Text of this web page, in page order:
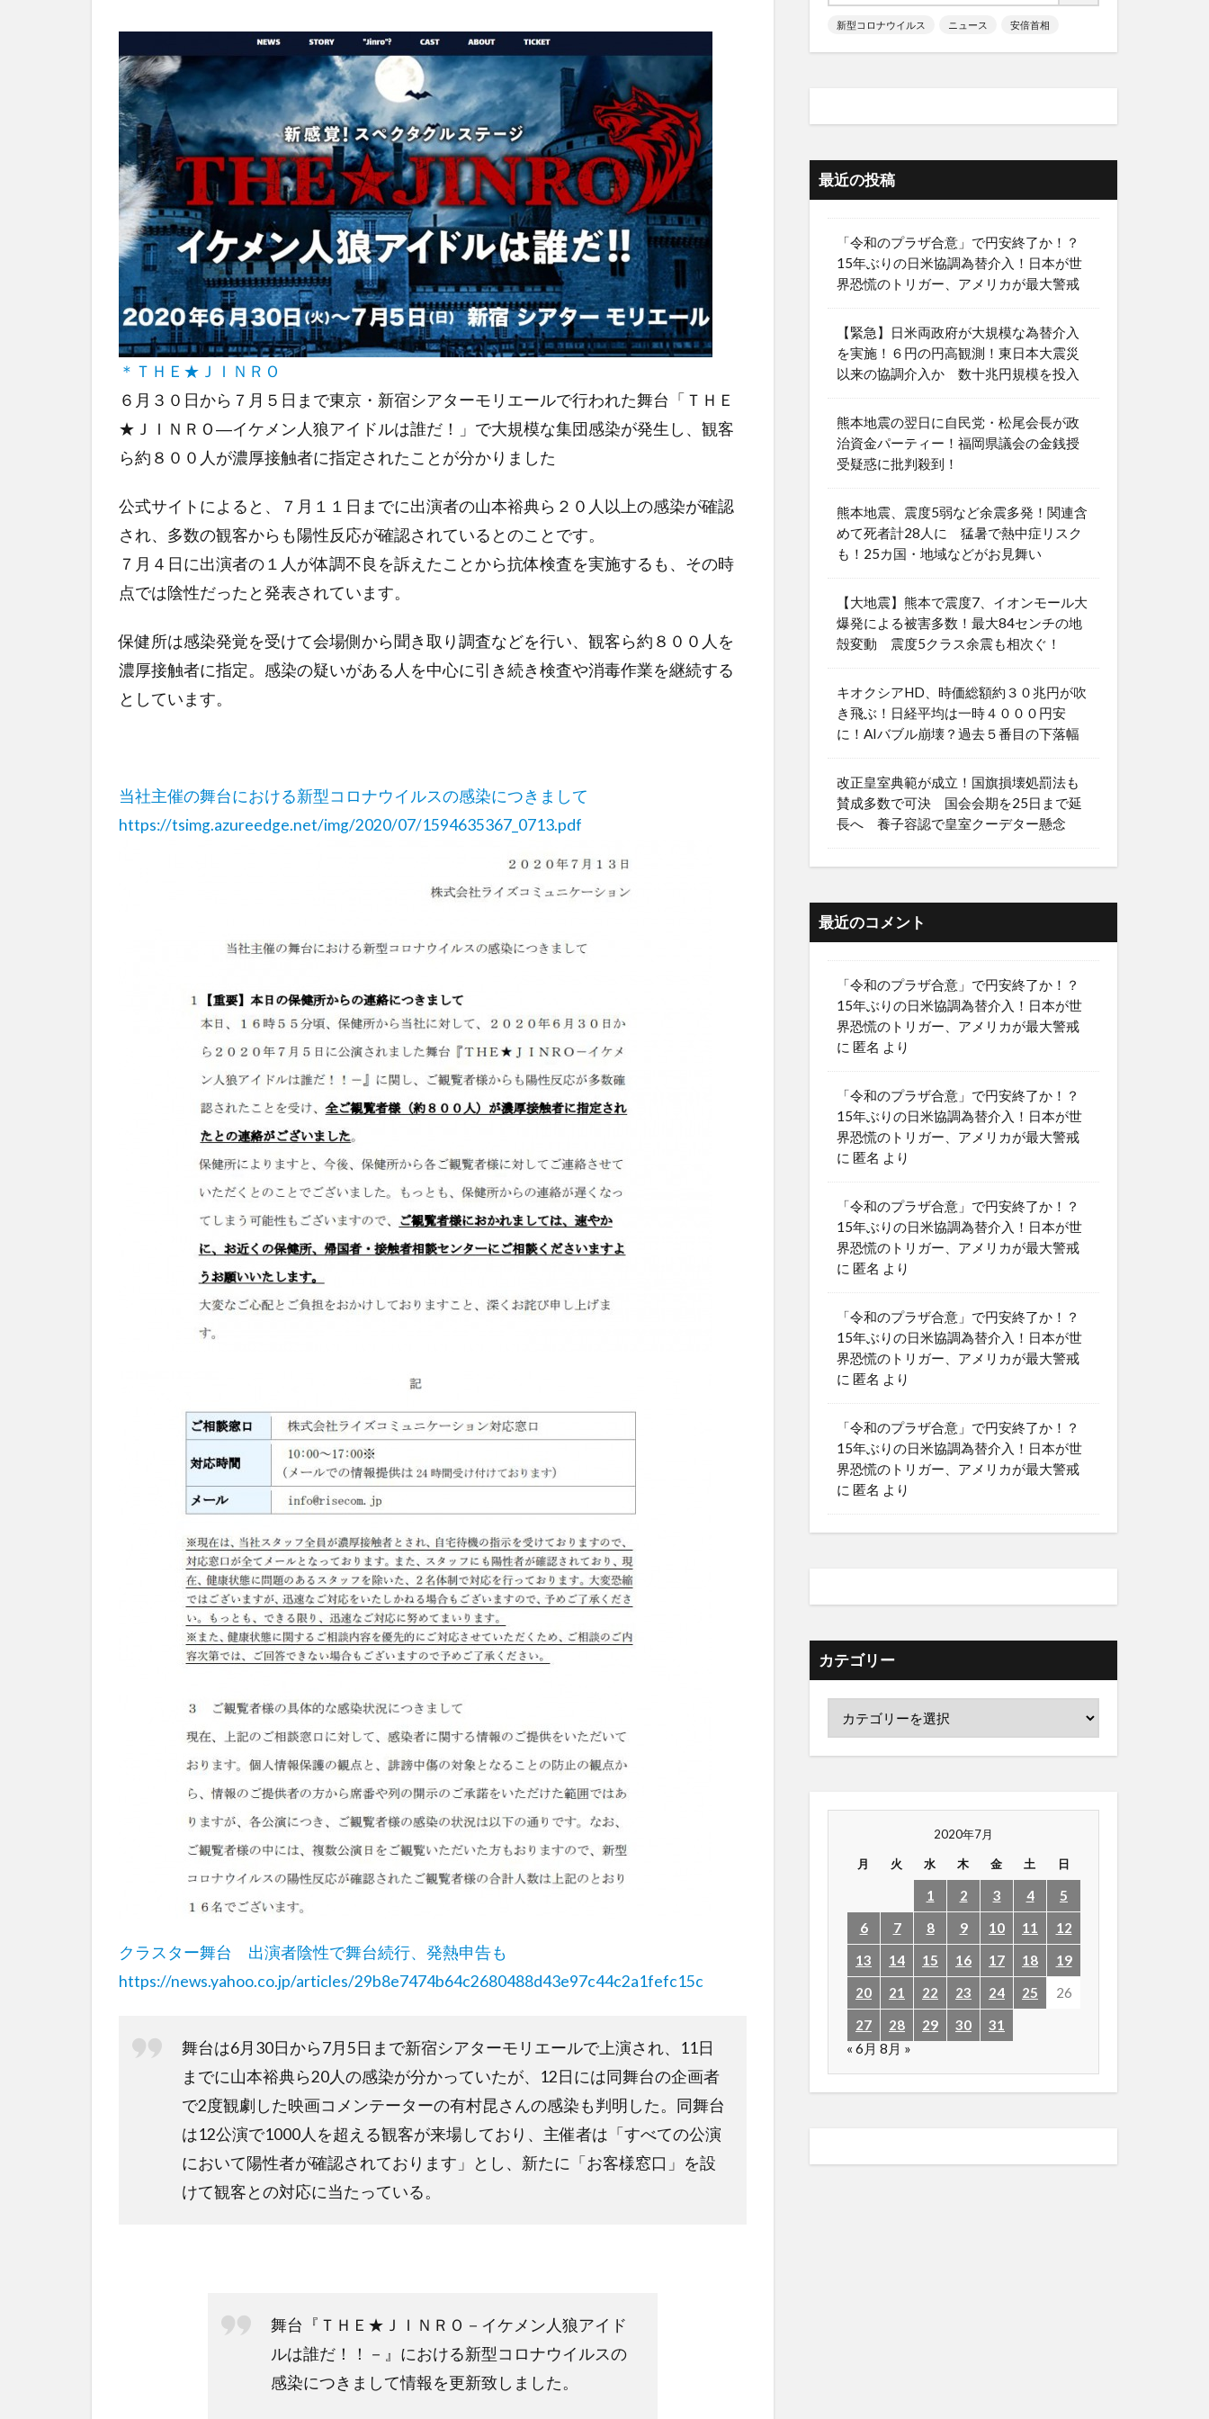
＊ＴＨＥ★ＪＩＮＲＯ
６月３０日から７月５日まで東京・新宿シアターモリエールで行われた舞台「ＴＨＥ
★ＪＩＮＲＯ―イケメン人狼アイドルは誰だ！」で大規模な集団感染が発生し、観客
ら約８００人が濃厚接触者に指定されたことが分かりました
公式サイトによると、７月１１日までに出演者の山本裕典ら２０人以上の感染が確認
され、多数の観客からも陽性反応が確認されているとのことです。
７月４日に出演者の１人が体調不良を訴えたことから抗体検査を実施するも、その時
点では陰性だったと発表されています。
保健所は感染発覚を受けて会場側から聞き取り調査などを行い、観客ら約８００人を
濃厚接触者に指定。感染の疑いがある人を中心に引き続き検査や消毒作業を継続する
としています。
当社主催の舞台における新型コロナウイルスの感染につきまして
https://tsimg.azureedge.net/img/2020/07/1594635367_0713.pdf
クラスター舞台 出演者陰性で舞台続行、発熱申告も
https://news.yahoo.co.jp/articles/29b8e7474b64c2680488d43e97c44c2a1fefc15c
舞台は6月30日から7月5日まで新宿シアターモリエールで上演され、11日
までに山本裕典ら20人の感染が分かっていたが、12日には同舞台の企画者
で2度観劇した映画コメンテーターの有村昆さんの感染も判明した。同舞台
は12公演で1000人を超える観客が来場しており、主催者は「すべての公演
において陽性者が確認されております」とし、新たに「お客様窓口」を設
けて観客との対応に当たっている。
舞台『ＴＨＥ★ＪＩＮＲＯ－イケメン人狼アイド
ルは誰だ！！－』における新型コロナウイルスの
感染につきまして情報を更新致しました。
新型コロナウイルス ニュース 安倍首相
最近の投稿
「令和のプラザ合意」で円安終了か！？
15年ぶりの日米協調為替介入！日本が世
界恐慌のトリガー、アメリカが最大警戒
【緊急】日米両政府が大規模な為替介入
を実施！６円の円高観測！東日本大震災
以来の協調介入か 数十兆円規模を投入
熊本地震の翌日に自民党・松尾会長が政
治資金パーティー！福岡県議会の金銭授
受疑惑に批判殺到！
熊本地震、震度5弱など余震多発！関連含
めて死者計28人に 猛暑で熱中症リスク
も！25カ国・地域などがお見舞い
【大地震】熊本で震度7、イオンモール大
爆発による被害多数！最大84センチの地
殻変動 震度5クラス余震も相次ぐ！
キオクシアHD、時価総額約３０兆円が吹
き飛ぶ！日経平均は一時４０００円安
に！AIバブル崩壊？過去５番目の下落幅
改正皇室典範が成立！国旗損壊処罰法も
賛成多数で可決 国会会期を25日まで延
長へ 養子容認で皇室クーデター懸念
最近のコメント
「令和のプラザ合意」で円安終了か！？
15年ぶりの日米協調為替介入！日本が世
界恐慌のトリガー、アメリカが最大警戒
に 匿名 より
「令和のプラザ合意」で円安終了か！？
15年ぶりの日米協調為替介入！日本が世
界恐慌のトリガー、アメリカが最大警戒
に 匿名 より
「令和のプラザ合意」で円安終了か！？
15年ぶりの日米協調為替介入！日本が世
界恐慌のトリガー、アメリカが最大警戒
に 匿名 より
「令和のプラザ合意」で円安終了か！？
15年ぶりの日米協調為替介入！日本が世
界恐慌のトリガー、アメリカが最大警戒
に 匿名 より
「令和のプラザ合意」で円安終了か！？
15年ぶりの日米協調為替介入！日本が世
界恐慌のトリガー、アメリカが最大警戒
に 匿名 より
カテゴリー
2020年7月
月 火 水 木 金 土 日
1 2 3 4
5
6
7 8 9 10 11
12
13
14 15 16 17 18
19
20
21 22 23 24 25
26
27
28 29 30
31
« 6月 8月 »